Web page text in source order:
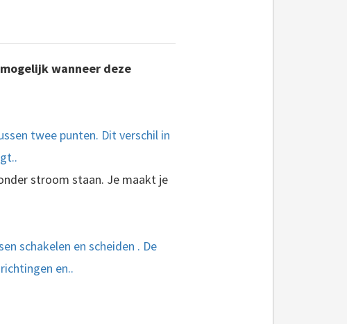
wanneer deze
twee punten. Dit verschil in
stroom staan. Je maakt je
schakelen en scheiden . De
en..